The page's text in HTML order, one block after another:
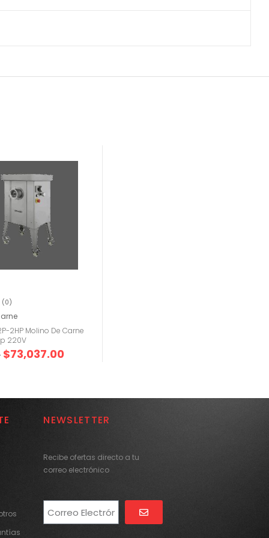
(0)
2HP Molino De Carne
220V
$73,037.00
NEWSLETTER
Recibe ofertas directo a tu
correo electrónico